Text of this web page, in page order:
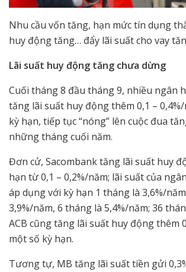
Nhu cầu vốn tăng, hạn mức tín dụng
huy động tăng… đẩy lãi suất cho vay
Lãi suất huy động tăng chưa dừng
Cuối tháng 8 đầu tháng 9, nhiều ngân
tăng lãi suất huy động thêm 0,1 –
kỳ hạn, tiếp tục “nóng” lên cuộc đua
những tháng cuối năm.
Đơn cử, Sacombank tăng lãi suất huy
hạn từ 0,1 – 0,2%/năm; lãi suất của
áp dụng với kỳ hạn 1 tháng là 3,6%/
3,9%/năm, 6 tháng là 5,4%/năm; 36
ACB cũng tăng lãi suất huy động thêm
một số kỳ hạn.
Tương tự, MB tăng lãi suất tiền gửi